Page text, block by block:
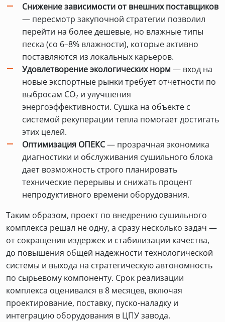
Снижение зависимости от внешних поставщиков
— пересмотр закупочной стратегии позволил
перейти на более дешевые, но влажные типы
песка (со 6–8% влажности), которые активно
поставляются из локальных карьеров.
Удовлетворение экологических норм — вход на
новые экспортные рынки требует отчетности по
выбросам CO₂ и улучшения
энергоэффективности. Сушка на объекте с
системой рекуперации тепла помогает достигать
этих целей.
Оптимизация ОПЕКС— прозрачная экономика
диагностики и обслуживания сушильного блока
дает возможность строго планировать
технические перерывы и снижать процент
непродуктивного времени оборудования.
Таким образом, проект по внедрению сушильного
комплекса решал не одну, а сразу несколько задач —
от сокращения издержек и стабилизации качества,
до повышения общей надежности технологической
системы и выхода на стратегическую автономность
по сырьевому компоненту. Срок реализации
комплекса оценивался в 8 месяцев, включая
проектирование, поставку, пуско-наладку и
интеграцию оборудования в ЦПУ завода.